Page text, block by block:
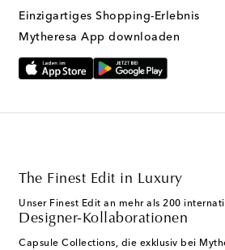
Einzigartiges Shopping-Erlebnis
Mytheresa App downloaden
The Finest Edit in Luxury
Unser Finest Edit an mehr als 200
Designer-Kollaborationen
Capsule Collections, die exklusiv bei